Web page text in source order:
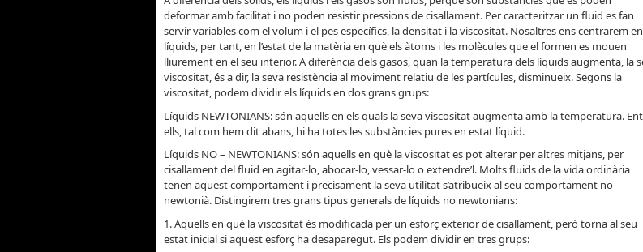
deformar amb facilitat i no poden resistir pressions de cisallament. Per caracteritzar un fluid es fan
servir variables com el volum i el pes específics, la densitat i la viscositat. Nosaltres ens centrarem
líquids, per tant, en l’estat de la matèria en què els àtoms i les molècules que el formen es mouen
lliurement en el seu interior. A diferència dels gasos, quan la temperatura dels líquids augmenta, la
viscositat, és a dir, la seva resistència al moviment relatiu de les partícules, disminueix. Segons la
viscositat, podem dividir els líquids en dos grans grups:
Líquids NEWTONIANS: són aquells en els quals la seva viscositat augmenta amb la temperatura.
ells, tal com hem dit abans, hi ha totes les substàncies pures en estat líquid.
Líquids NO – NEWTONIANS: són aquells en què la viscositat es pot alterar per altres mitjans, per
cisallament del fluid en agitar-lo, abocar-lo, vessar-lo o extendre’l. Molts fluids de la vida ordinària
tenen aquest comportament i precisament la seva utilitat s’atribueix al seu comportament no –
newtonià. Distingirem tres grans tipus generals de líquids no newtonians:
1. Aquells en què la viscositat és modificada per un esforç exterior de cisallament, però torna al seu
estat inicial si aquest esforç ha desaparegut. Els podem dividir en tres grups: